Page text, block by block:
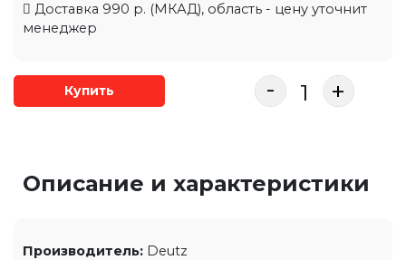
Доставка 990 р. (МКАД), область - цену уточнит
менеджер
Купить - +
Описание и характеристики
Производитель: Deutz